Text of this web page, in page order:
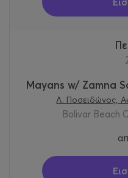
Mayans w/ Zamna
Λ. Ποσειδώνος,
Bolivar Beach